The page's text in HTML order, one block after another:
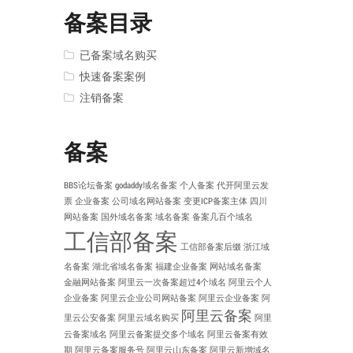
备案目录
已备案域名购买
快速备案案例
注销备案
备案
BBS论坛备案 godaddy域名备案 个人备案 代开阿里云发
票 企业备案 公司域名网站备案 变更ICP备案主体 四川
网站备案 国外域名备案 域名备案 备案几百个域名
工信部备案 工信部备案后缀 浙江域
名备案 湖北省域名备案 福建企业备案 网站域名备案
金融网站备案 阿里云一次备案超过4个域名 阿里云个人
企业备案 阿里云企业公司网站备案 阿里云企业备案 阿
里云公安备案 阿里云域名购买 阿里云备案 阿里
云备案域名 阿里云备案提交多个域名 阿里云备案有效
期 阿里云备案服务号 阿里云山东备案 阿里云新增域名